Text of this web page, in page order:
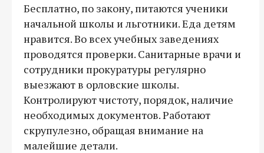
Бесплатно, по закону, питаются ученики
начальной школы и льготники. Еда детям
нравится. Во всех учебных заведениях
проводятся проверки. Санитарные врачи и
сотрудники прокуратуры регулярно
выезжают в орловские школы.
Контролируют чистоту, порядок, наличие
необходимых документов. Работают
скрупулезно, обращая внимание на
малейшие детали.